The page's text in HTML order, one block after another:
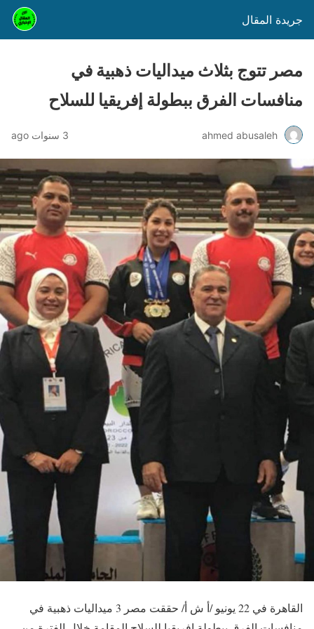
جريدة المقال
مصر تتوج بثلاث ميداليات ذهبية في
منافسات الفرق ببطولة إفريقيا للسلاح
ahmed abusaleh 3 سنوات ago
القاهرة في 22 يونيو /أ ش أ/ حققت مصر 3 ميداليات ذهبية في